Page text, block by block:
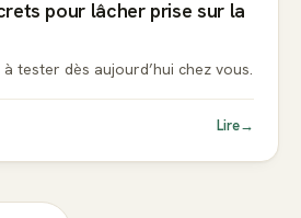
pour lâcher prise sur la
tester dès aujourd’hui chez vous.
Lire→